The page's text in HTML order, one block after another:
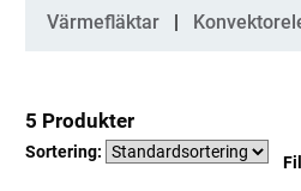
Kategorier
Värmefläktar
5 Produkter
Sortering: